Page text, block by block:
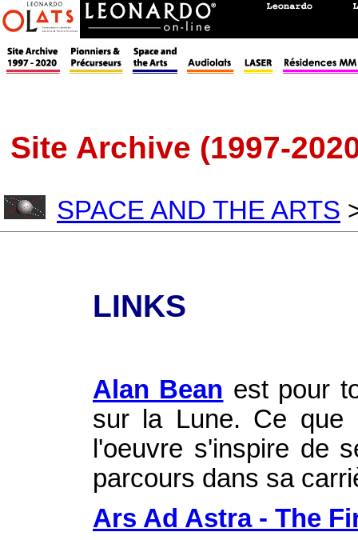
Site Archive (1997-
SPACE AND THE ARTS
LINKS
Alan Bean est pour
sur la Lune. Ce que
l'oeuvre s'inspire de
parcours dans sa
Ars Ad Astra - The